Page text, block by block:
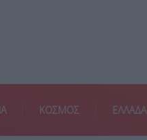
ΚΟΣΜΟΣ ΕΛΛΑΔΑ